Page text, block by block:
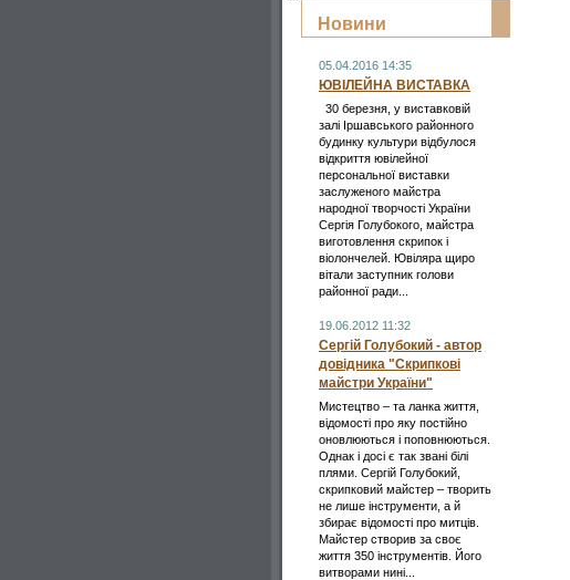
Новини
05.04.2016 14:35
ЮВІЛЕЙНА ВИСТАВКА
30 березня, у виставковій
залі Іршавського районного
будинку культури відбулося
відкриття ювілейної
персональної виставки
заслуженого майстра
народної творчості України
Сергія Голубокого, майстра
виготовлення скрипок і
віолончелей. Ювіляра щиро
вітали заступник голови
районної ради...
19.06.2012 11:32
Сергій Голубокий - автор
довідника "Скрипкові
майстри України"
Мистецтво – та ланка життя,
відомості про яку постійно
оновлюються і поповнюються.
Однак і досі є так звані білі
плями. Сергій Голубокий,
скрипковий майстер – творить
не лише інструменти, а й
збирає відомості про митців.
Майстер створив за своє
життя 350 інструментів. Його
витворами нині...